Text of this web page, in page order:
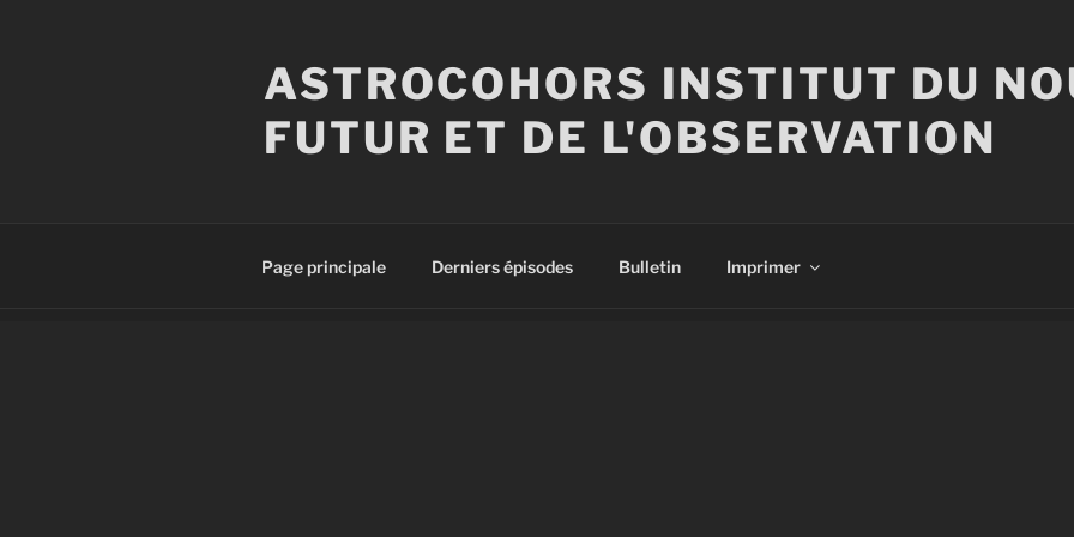
ASTROCOHORS INSTITUT DU
FUTUR ET DE L'OBSERVATION
Page principale Derniers épisodes Bulletin Imprimer